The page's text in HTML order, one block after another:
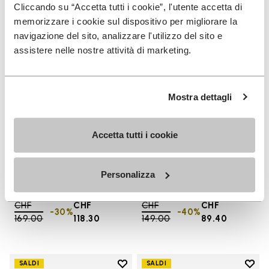
Cliccando su “Accetta tutti i cookie”, l'utente accetta di
memorizzare i cookie sul dispositivo per migliorare la
navigazione del sito, analizzare l'utilizzo del sito e
assistere nelle nostre attività di marketing.
Mostra dettagli
Accetta tutti i cookie
Personalizza
Price reduced from
CHF
169.00to
CHF
118.30
-30%
Price reduced from
CHF
149.00to
CHF
89.40
-40%
SALDI
Add to wishlist
SALDI
Add